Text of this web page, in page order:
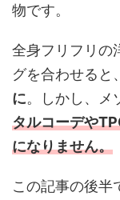
物です。
全身フリフリの
グを合わせると、
に。しかし、メ
タルコーデや
になりません。
この記事の後半